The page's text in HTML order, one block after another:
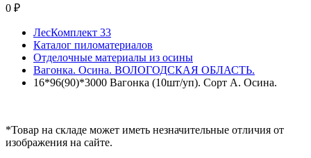
0 ₽
ЛесКомплект 33
Каталог пиломатериалов
Отделочные материалы из осины
Вагонка. Осина. ВОЛОГОДСКАЯ ОБЛАСТЬ.
16*96(90)*3000 Вагонка (10шт/уп). Сорт А. Осина.
*Товар на складе может иметь незначительные отличия от
изображения на сайте.